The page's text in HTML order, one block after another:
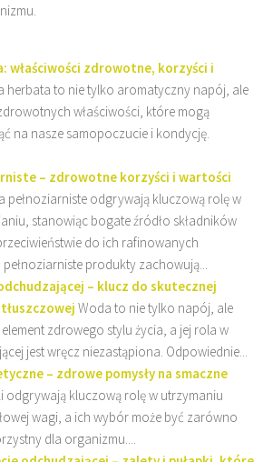
właściwości zdrowotne, korzyści i
herbata to nie tylko aromatyczny napój, ale
właściwości, które mogą
na nasze samopoczucie i kondycję.
– zdrowotne korzyści i wartości
pełnoziarniste odgrywają kluczową rolę w
stanowiąc bogate źródło składników
do ich rafinowanych
produkty zachowują...
– klucz do skutecznej
Woda to nie tylko napój, ale
zdrowego stylu życia, a jej rola w
jest wręcz niezastąpiona. Odpowiednie...
– zdrowe pomysły na smaczne
odgrywają kluczową rolę w utrzymaniu
wagi, a ich wybór może być zarówno
dla organizmu....